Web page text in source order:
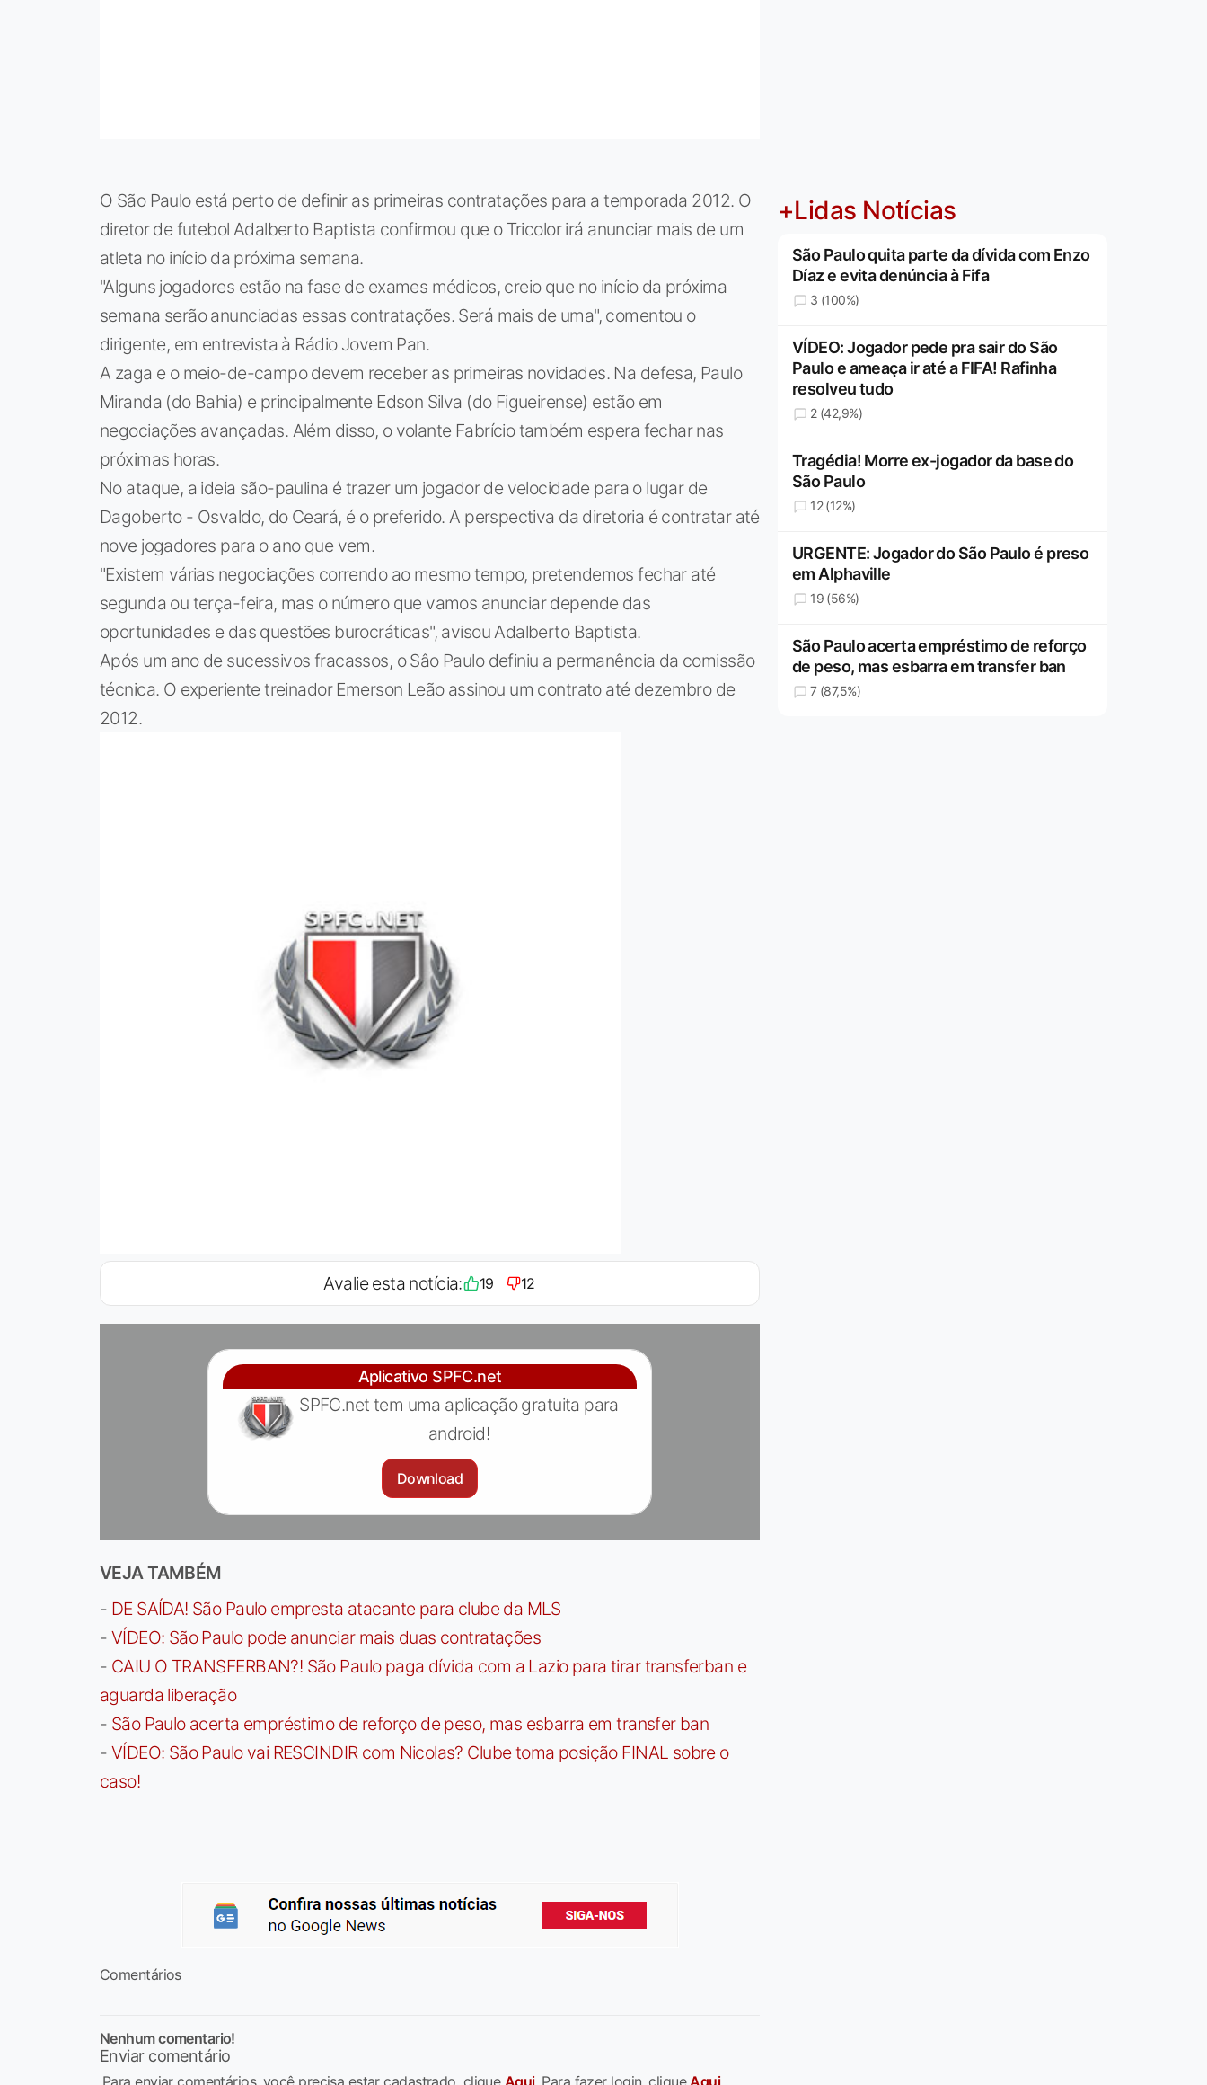
O São Paulo está perto de definir as primeiras contratações para a temporada 2012. O
diretor de futebol Adalberto Baptista confirmou que o Tricolor irá anunciar mais de um
atleta no início da próxima semana.
"Alguns jogadores estão na fase de exames médicos, creio que no início da próxima
semana serão anunciadas essas contratações. Será mais de uma", comentou o
dirigente, em entrevista à Rádio Jovem Pan.
A zaga e o meio-de-campo devem receber as primeiras novidades. Na defesa, Paulo
Miranda (do Bahia) e principalmente Edson Silva (do Figueirense) estão em
negociações avançadas. Além disso, o volante Fabrício também espera fechar nas
próximas horas.
No ataque, a ideia são-paulina é trazer um jogador de velocidade para o lugar de
Dagoberto - Osvaldo, do Ceará, é o preferido. A perspectiva da diretoria é contratar até
nove jogadores para o ano que vem.
"Existem várias negociações correndo ao mesmo tempo, pretendemos fechar até
segunda ou terça-feira, mas o número que vamos anunciar depende das
oportunidades e das questões burocráticas", avisou Adalberto Baptista.
Após um ano de sucessivos fracassos, o Sâo Paulo definiu a permanência da comissão
técnica. O experiente treinador Emerson Leão assinou um contrato até dezembro de
2012.
Avalie esta notícia: 19 12
Aplicativo SPFC.net
SPFC.net tem uma aplicação gratuita para
android!
Download
VEJA TAMBÉM
- DE SAÍDA! São Paulo empresta atacante para clube da MLS
- VÍDEO: São Paulo pode anunciar mais duas contratações
- CAIU O TRANSFERBAN?! São Paulo paga dívida com a Lazio para tirar transferban e
aguarda liberação
- São Paulo acerta empréstimo de reforço de peso, mas esbarra em transfer ban
- VÍDEO: São Paulo vai RESCINDIR com Nicolas? Clube toma posição FINAL sobre o
caso!
Comentários
Nenhum comentario!
Enviar comentário
+Lidas Notícias
São Paulo quita parte da dívida com Enzo
Díaz e evita denúncia à Fifa
3 (100%)
VÍDEO: Jogador pede pra sair do São
Paulo e ameaça ir até a FIFA! Rafinha
resolveu tudo
2 (42,9%)
Tragédia! Morre ex-jogador da base do
São Paulo
12 (12%)
URGENTE: Jogador do São Paulo é preso
em Alphaville
19 (56%)
São Paulo acerta empréstimo de reforço
de peso, mas esbarra em transfer ban
7 (87,5%)